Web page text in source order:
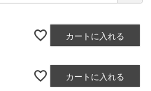
カートに入れる
カートに入れる